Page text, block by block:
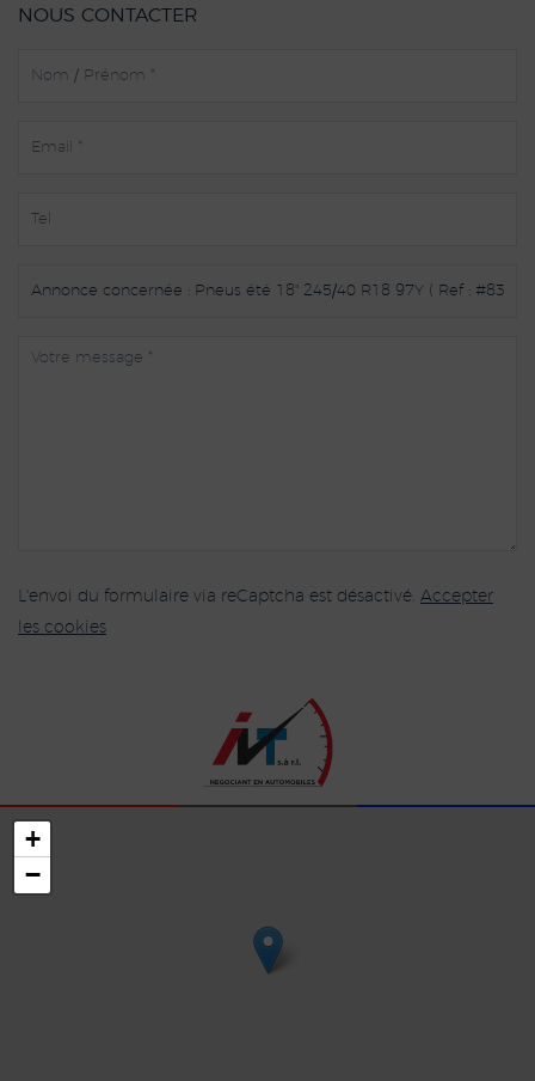
NOUS CONTACTER
L'envoi du formulaire via reCaptcha est désactivé. Accepter
les cookies
+
−